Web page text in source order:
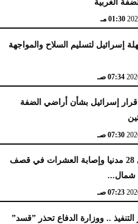
01:30 مـ
لتسليم السلاح والمواجهة
07:34 صـ
إسرائيل بشأن أراضي الضفة
07:30 صـ
السودان .. مقتل 28 مدنيا وإصابة العشرات في قصف
شمال...
07:23 صـ
التنفيذ .. ووزارة الدفاع تحذر ”قسد”